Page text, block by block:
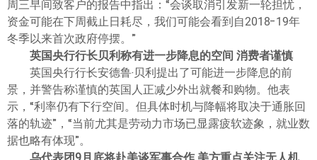
周三早间致客户的报告中指出：“会谈取消引发新一轮担忧，
资金可能在下周截止日耗尽，我们可能会看到自2018-19年
冬季以来首次政府停摆。”
英国央行行长贝利称有进一步降息的空间 消费者谨慎
英国央行行长安德鲁·贝利提出了可能进一步降息的前
景，并警告称谨慎的英国人正减少外出就餐和购物。他表
示，“利率仍有下行空间。但具体时机与降幅将取决于通胀回
落的轨迹”，“当前尤其是劳动力市场已显露疲软迹象，就业数
据也略有体现”。